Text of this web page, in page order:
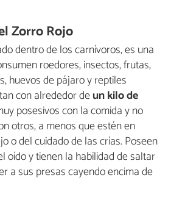
Zorro Rojo
dentro de los carnívoros, es una
roedores, insectos, frutas,
huevos de pájaro y reptiles
con alrededor deun kilo de
posesivos con la comida y no
otros, a menos que estén en
o del cuidado de las crías. Poseen
oído y tienen la habilidad de saltar
a sus presas cayendo encima de